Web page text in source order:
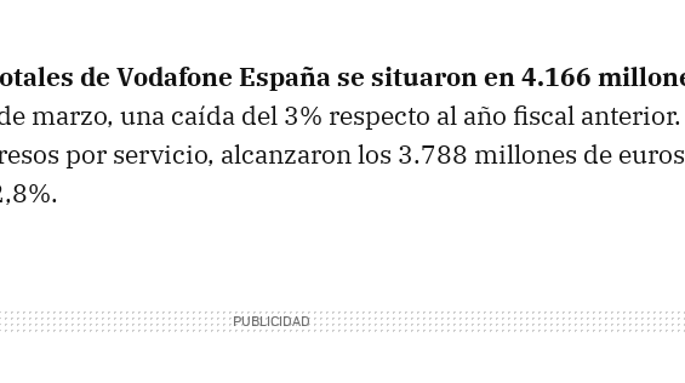
de Vodafone España se situaron en 4.166
marzo, una caída del 3% respecto al año fiscal anterior.
por servicio, alcanzaron los 3.788 millones de